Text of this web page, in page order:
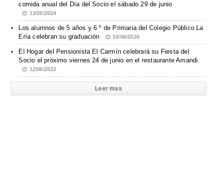
comida anual del Día del Socio el sábado 29 de junio
13/06/2024
Los alumnos de 5 años y 6 º de Primaria del Colegio Público La
Ería celebran su graduación
10/06/2026
El Hogar del Pensionista El Carmín celebrará su Fiesta del
Socio el próximo viernes 24 de junio en el restaurante Amandi.
12/06/2022
Leer mas